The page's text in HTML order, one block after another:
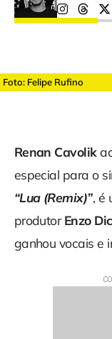
Foto: Felipe Rufino
Renan Cavolik
especial para o
“Lua (Remix)”, é
produtorEnzo
ganhou vocais e